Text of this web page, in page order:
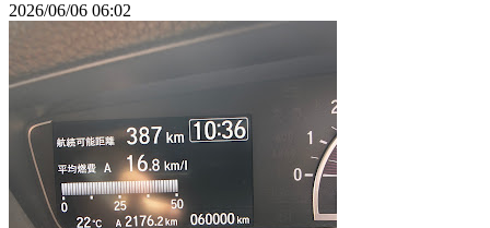
2026/06/06 06:02